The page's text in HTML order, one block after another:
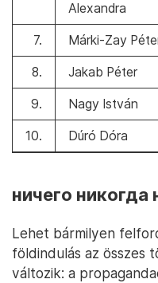
Alexandra
7. Márki-Zay
8. Jakab Péter
9. Nagy István
10. Dúró Dóra
ничего никогда
Lehet bármilyen
földindulás az összes
változik: a